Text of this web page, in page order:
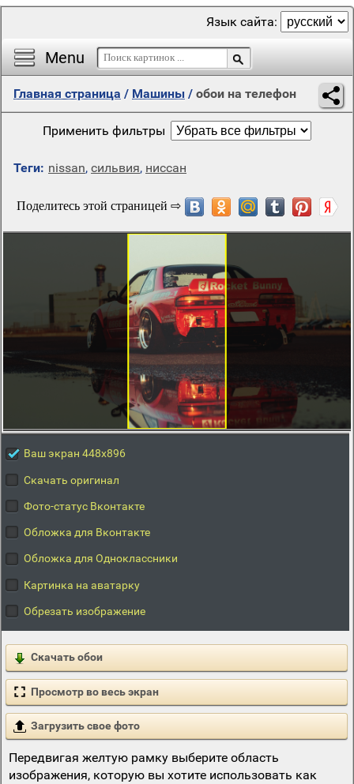
Menu
Язык сайта:
Главная страница / Машины / обои на телефон
Применить фильтры
Теги: nissan, сильвия, ниссан
Ваш экран 448x896
Скачать оригинал
Фото-статус Вконтакте
Обложка для Вконтакте
Обложка для Одноклассники
Картинка на аватарку
Обрезать изображение
Скачать обои
Просмотр во весь экран
Загрузить свое фото
Передвигая желтую рамку выберите область
изображения, которую вы хотите использовать как